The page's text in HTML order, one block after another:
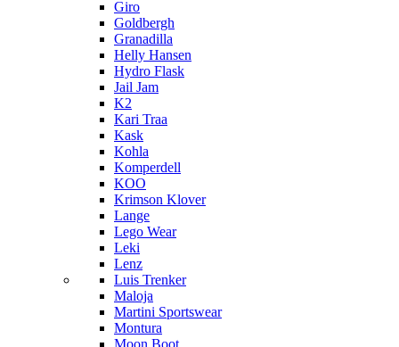
Giro
Goldbergh
Granadilla
Helly Hansen
Hydro Flask
Jail Jam
K2
Kari Traa
Kask
Kohla
Komperdell
KOO
Krimson Klover
Lange
Lego Wear
Leki
Lenz
Luis Trenker
Maloja
Martini Sportswear
Montura
Moon Boot